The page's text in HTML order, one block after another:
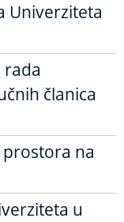
Univerziteta
rada
članica
na
u